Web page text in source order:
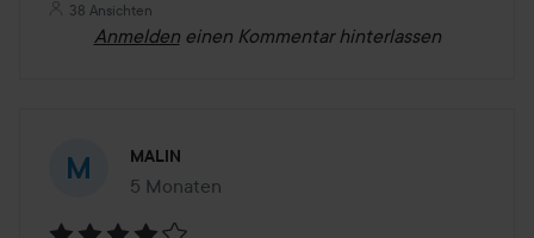
38 Ansichten
Anmelden einen Kommentar hinterlassen
MALIN
5 Monaten
Der Beitrag wurde 5 Monaten erstellt